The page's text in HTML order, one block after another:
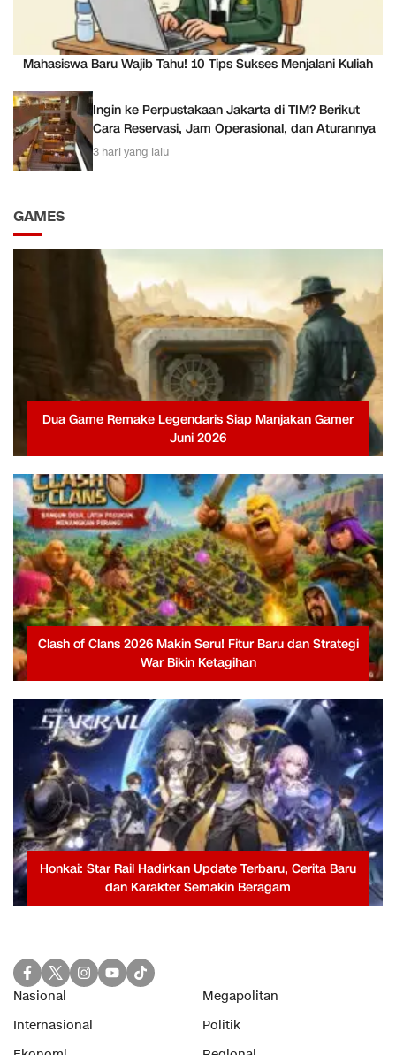
Mahasiswa Baru Wajib Tahu! 10 Tips Sukses Menjalani Kuliah
Ingin ke Perpustakaan Jakarta di TIM? Berikut
Cara Reservasi, Jam Operasional, dan Aturannya
3 hari yang lalu
GAMES
Dua Game Remake Legendaris Siap Manjakan Gamer
Juni 2026
Clash of Clans 2026 Makin Seru! Fitur Baru dan Strategi
War Bikin Ketagihan
Honkai: Star Rail Hadirkan Update Terbaru, Cerita Baru
dan Karakter Semakin Beragam
Nasional
Megapolitan
Internasional
Politik